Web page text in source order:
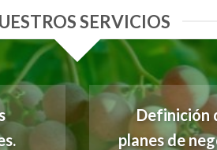
SERVICIOS
Definición
planes de